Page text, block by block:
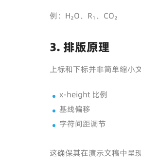
例：H₂O、R₁、CO₂
3. 排版原理
上标和下标并非简单缩小
x-height 比例
基线偏移
字符间距调节
这确保其在演示文稿中呈